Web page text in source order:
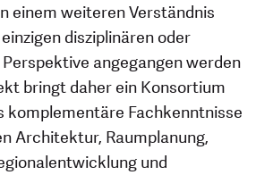
einem weiteren Verständnis
disziplinären oder
angegangen werden
bringt daher ein Konsortium
komplementäre Fachkenntnisse
Architektur, Raumplanung,
und